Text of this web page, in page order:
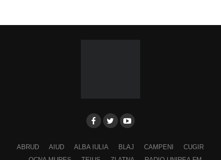
ABRUD AIUD ALBA IULIA BLAJ CAMPENI
CUGIR